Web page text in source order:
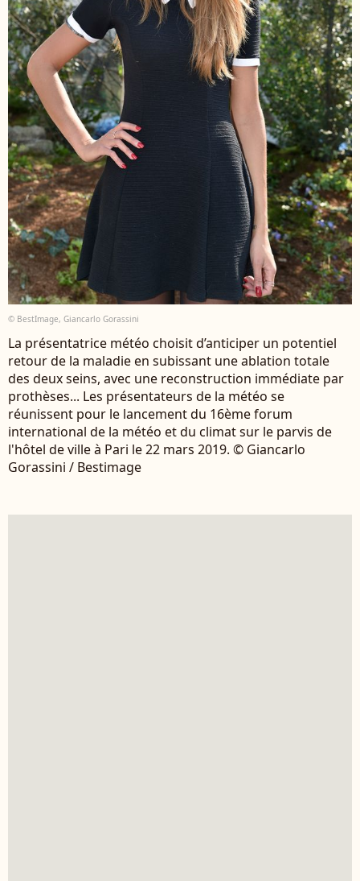
© BestImage, Giancarlo Gorassini
La présentatrice météo choisit d’anticiper un potentiel
retour de la maladie en subissant une ablation totale
des deux seins, avec une reconstruction immédiate par
prothèses... Les présentateurs de la météo se
réunissent pour le lancement du 16ème forum
international de la météo et du climat sur le parvis de
l'hôtel de ville à Pari le 22 mars 2019. © Giancarlo
Gorassini / Bestimage